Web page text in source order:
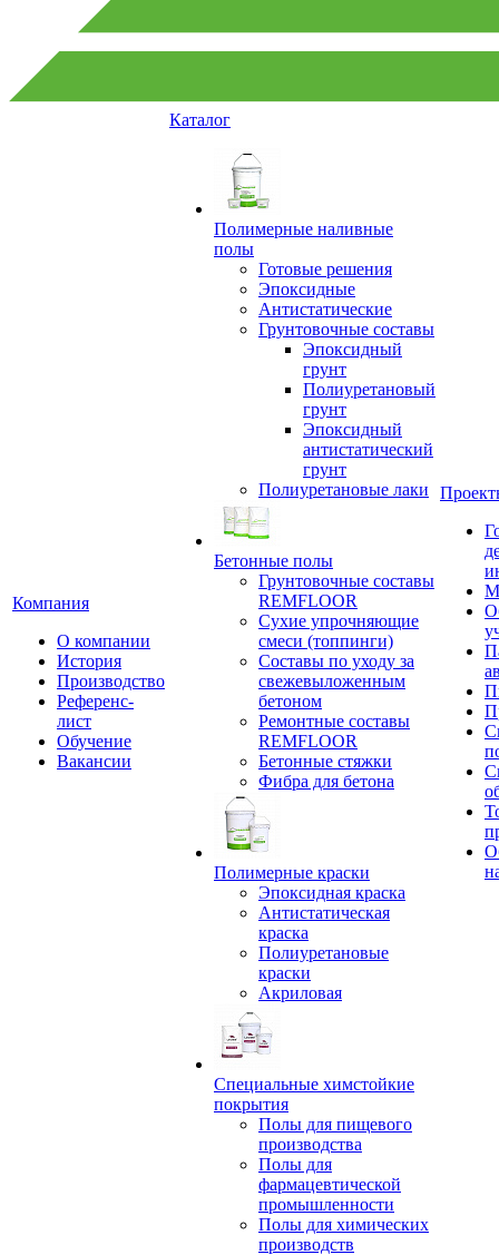
Компания
О компании
История
Производство
Референс-
лист
Обучение
Вакансии
Каталог
Полимерные наливные
полы
Готовые решения
Эпоксидные
Антистатические
Грунтовочные составы
Эпоксидный
грунт
Полиуретановый
грунт
Эпоксидный
антистатический
грунт
Полиуретановые лаки
Бетонные полы
Грунтовочные составы
REMFLOOR
Сухие упрочняющие
смеси (топпинги)
Составы по уходу за
свежевыложенным
бетоном
Ремонтные составы
REMFLOOR
Бетонные стяжки
Фибра для бетона
Полимерные краски
Эпоксидная краска
Антистатическая
краска
Полиуретановые
краски
Акриловая
Специальные химстойкие
покрытия
Полы для пищевого
производства
Полы для
фармацевтической
промышленности
Полы для химических
производств